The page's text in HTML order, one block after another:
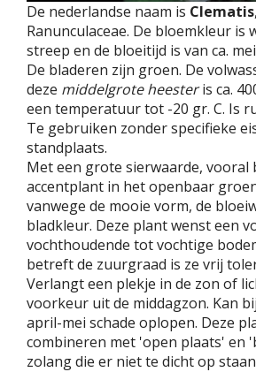
De nederlandse naam is Clematis
Ranunculaceae. De bloemkleur is
streep en de bloeitijd is van ca.
De bladeren zijn groen. De
deze middelgrote heesteris ca.
een temperatuur tot -20 gr. C. Is
Te gebruiken zonder specifieke
standplaats.
Met een grote sierwaarde, vooral
accentplant in het openbaar
vanwege de mooie vorm, de
bladkleur. Deze plant wenst een
vochthoudende tot vochtige
betreft de zuurgraad is ze vrij
Verlangt een plekje in de zon of
voorkeur uit de middagzon. Kan
april-mei schade oplopen. Deze
combineren met 'open plaats' en
zolang die er niet te dicht op